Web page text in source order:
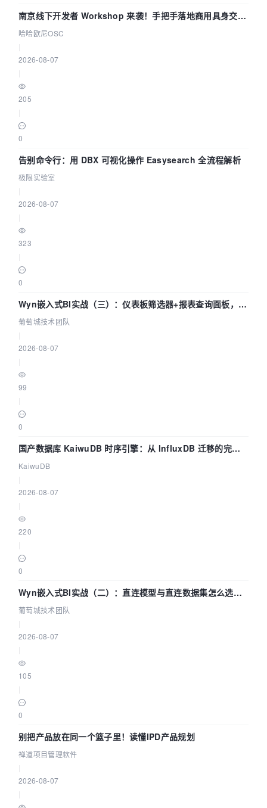
南京线下开发者 Workshop 来袭！手把手落地商用具身交互
智能 Agent 应用
哈哈欧尼OSC
2026-08-07
205
0
告别命令行：用 DBX 可视化操作 Easysearch 全流程解析
极限实验室
2026-08-07
323
0
Wyn嵌入式BI实战（三）：仪表板筛选器+报表查询面板，参
数联动全闭环
葡萄城技术团队
2026-08-07
99
0
国产数据库 KaiwuDB 时序引擎：从 InfluxDB 迁移的完整
技术路径
KaiwuDB
2026-08-07
220
0
Wyn嵌入式BI实战（二）：直连模型与直连数据集怎么选，
参数为什么不生效？| 葡萄城技术团队
葡萄城技术团队
2026-08-07
105
0
别把产品放在同一个篮子里！读懂IPD产品规划
禅道项目管理软件
2026-08-07